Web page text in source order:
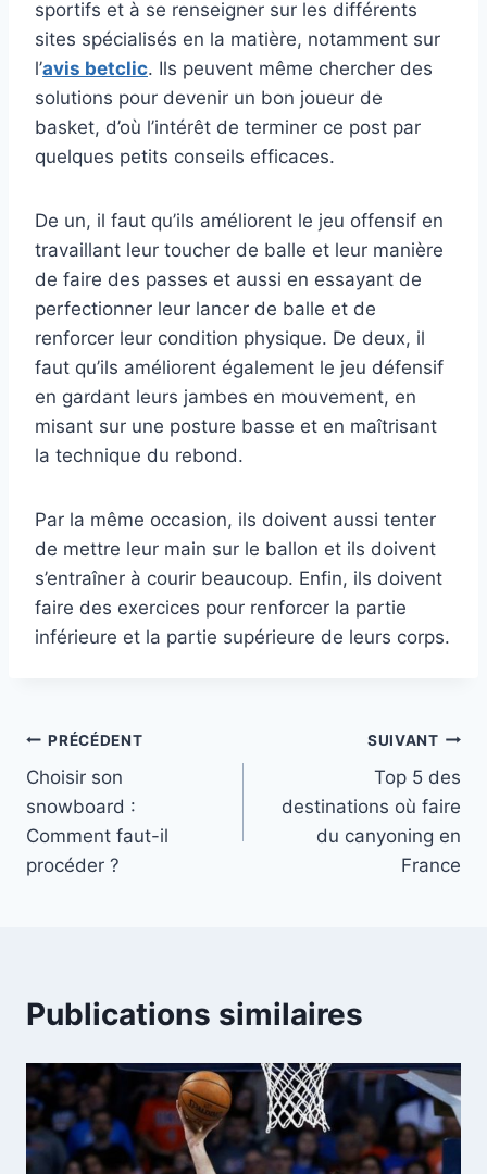
sportifs et à se renseigner sur les différents
sites spécialisés en la matière, notamment sur
l’avis betclic. Ils peuvent même chercher des
solutions pour devenir un bon joueur de
basket, d’où l’intérêt de terminer ce post par
quelques petits conseils efficaces.
De un, il faut qu’ils améliorent le jeu offensif en
travaillant leur toucher de balle et leur manière
de faire des passes et aussi en essayant de
perfectionner leur lancer de balle et de
renforcer leur condition physique. De deux, il
faut qu’ils améliorent également le jeu défensif
en gardant leurs jambes en mouvement, en
misant sur une posture basse et en maîtrisant
la technique du rebond.
Par la même occasion, ils doivent aussi tenter
de mettre leur main sur le ballon et ils doivent
s’entraîner à courir beaucoup. Enfin, ils doivent
faire des exercices pour renforcer la partie
inférieure et la partie supérieure de leurs corps.
Navigation
de
l’article
PRÉCÉDENT
Choisir son
snowboard :
Comment faut-il
procéder ?
SUIVANT
Top 5 des
destinations où faire
du canyoning en
France
Publications similaires